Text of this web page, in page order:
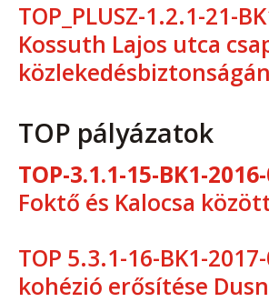
TOP_PLUSZ-1.2.1-21-
Kossuth Lajos utca
TOP pályázatok
TOP-3.1.1-15-BK1-
Foktő és Kalocsa
TOP 5.3.1-16-BK1-
kohézió erősítése